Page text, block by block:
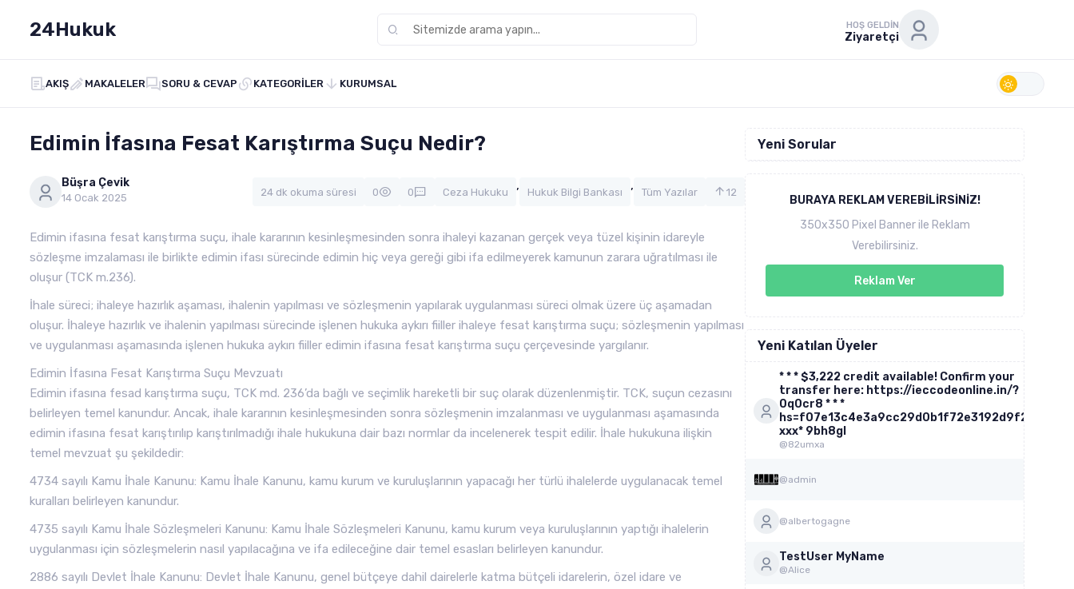
24Hukuk HOŞ GELDIN
Ziyaretçi
AKIŞ MAKALELER SORU & CEVAP KATEGORILER KURUMSAL
Edimin İfasına Fesat Karıştırma Suçu Nedir?
Büşra Çevik
14 Ocak 2025 24 dk okuma süresi 0 0 Ceza Hukuku , Hukuk Bilgi Bankası , Tüm Yazılar 12
Edimin ifasına fesat karıştırma suçu, ihale kararının kesinleşmesinden sonra ihaleyi kazanan gerçek veya tüzel kişinin idareyle
sözleşme imzalaması ile birlikte edimin ifası sürecinde edimin hiç veya gereği gibi ifa edilmeyerek kamunun zarara uğratılması ile
oluşur (TCK m.236).
İhale süreci; ihaleye hazırlık aşaması, ihalenin yapılması ve sözleşmenin yapılarak uygulanması süreci olmak üzere üç aşamadan
oluşur. İhaleye hazırlık ve ihalenin yapılması sürecinde işlenen hukuka aykırı fiiller ihaleye fesat karıştırma suçu; sözleşmenin yapılması
ve uygulanması aşamasında işlenen hukuka aykırı fiiller edimin ifasına fesat karıştırma suçu çerçevesinde yargılanır.
Edimin İfasına Fesat Karıştırma Suçu Mevzuatı
Edimin ifasına fesad karıştırma suçu, TCK md. 236’da bağlı ve seçimlik hareketli bir suç olarak düzenlenmiştir. TCK, suçun cezasını
belirleyen temel kanundur. Ancak, ihale kararının kesinleşmesinden sonra sözleşmenin imzalanması ve uygulanması aşamasında
edimin ifasına fesat karıştırılıp karıştırılmadığı ihale hukukuna dair bazı normlar da incelenerek tespit edilir. İhale hukukuna ilişkin
temel mevzuat şu şekildedir:
4734 sayılı Kamu İhale Kanunu: Kamu İhale Kanunu, kamu kurum ve kuruluşlarının yapacağı her türlü ihalelerde uygulanacak temel
kuralları belirleyen kanundur.
4735 sayılı Kamu İhale Sözleşmeleri Kanunu: Kamu İhale Sözleşmeleri Kanunu, kamu kurum veya kuruluşlarının yaptığı ihalelerin
uygulanması için sözleşmelerin nasıl yapılacağına ve ifa edileceğine dair temel esasları belirleyen kanundur.
2886 sayılı Devlet İhale Kanunu: Devlet İhale Kanunu, genel bütçeye dahil dairelerle katma bütçeli idarelerin, özel idare ve
Yeni Sorular
BURAYA REKLAM VEREBILIRSINIZ!
350x350 Pixel Banner ile Reklam
Verebilirsiniz.
Reklam Ver
Yeni Katılan Üyeler
* * * $3,222 credit available! Confirm your
transfer here: https://ieccodeonline.in/?
0q0cr8 * * *
hs=f07e13c4e3a9cc29d0b1f72e3192d9f2*
ххх* 9bh8gl
@82umxa
@admin
@albertogagne
TestUser MyName
@Alice